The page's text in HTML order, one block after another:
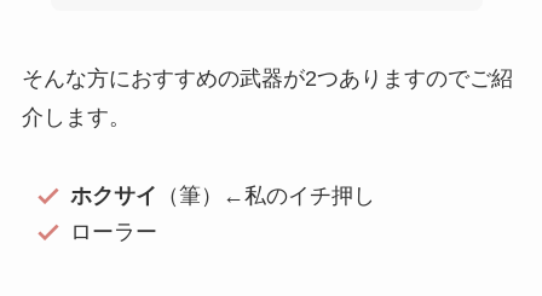
そんな方におすすめの武器が2つありますのでご紹
介します。
ホクサイ
（筆）←私のイチ押し
ローラー